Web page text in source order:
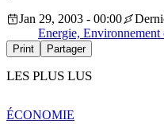
Jan 29, 2003 - 00:00
Energie, Environnement
Print Partager
LES PLUS LUS
ÉCONOMIE